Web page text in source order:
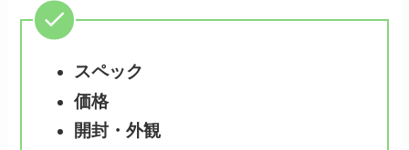
スペック
価格
開封・外観